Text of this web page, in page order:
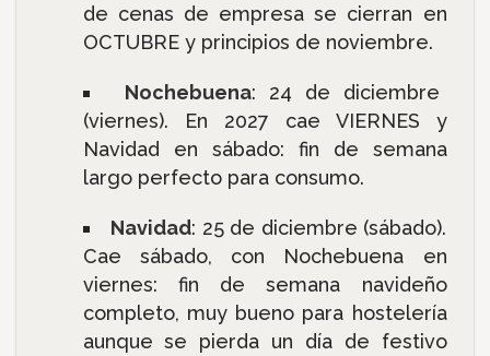
de cenas de empresa se cierran en
OCTUBRE y principios de noviembre.
Nochebuena: 24 de diciembre
(viernes). En 2027 cae VIERNES y
Navidad en sábado: fin de semana
largo perfecto para consumo.
Navidad: 25 de diciembre (sábado).
Cae sábado, con Nochebuena en
viernes: fin de semana navideño
completo, muy bueno para hostelería
aunque se pierda un día de festivo